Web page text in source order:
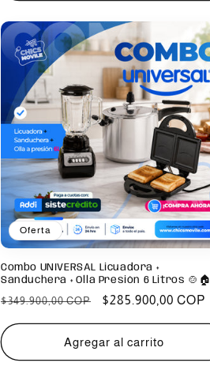
Oferta
Combo UNIVERSAL Licuadora +
Sanduchera + Olla Presión 6 Litros 🍲🏠
Precio
$349.900,00 COP
Precio
oferta
$285.900,00 COP
Agregar al carrito